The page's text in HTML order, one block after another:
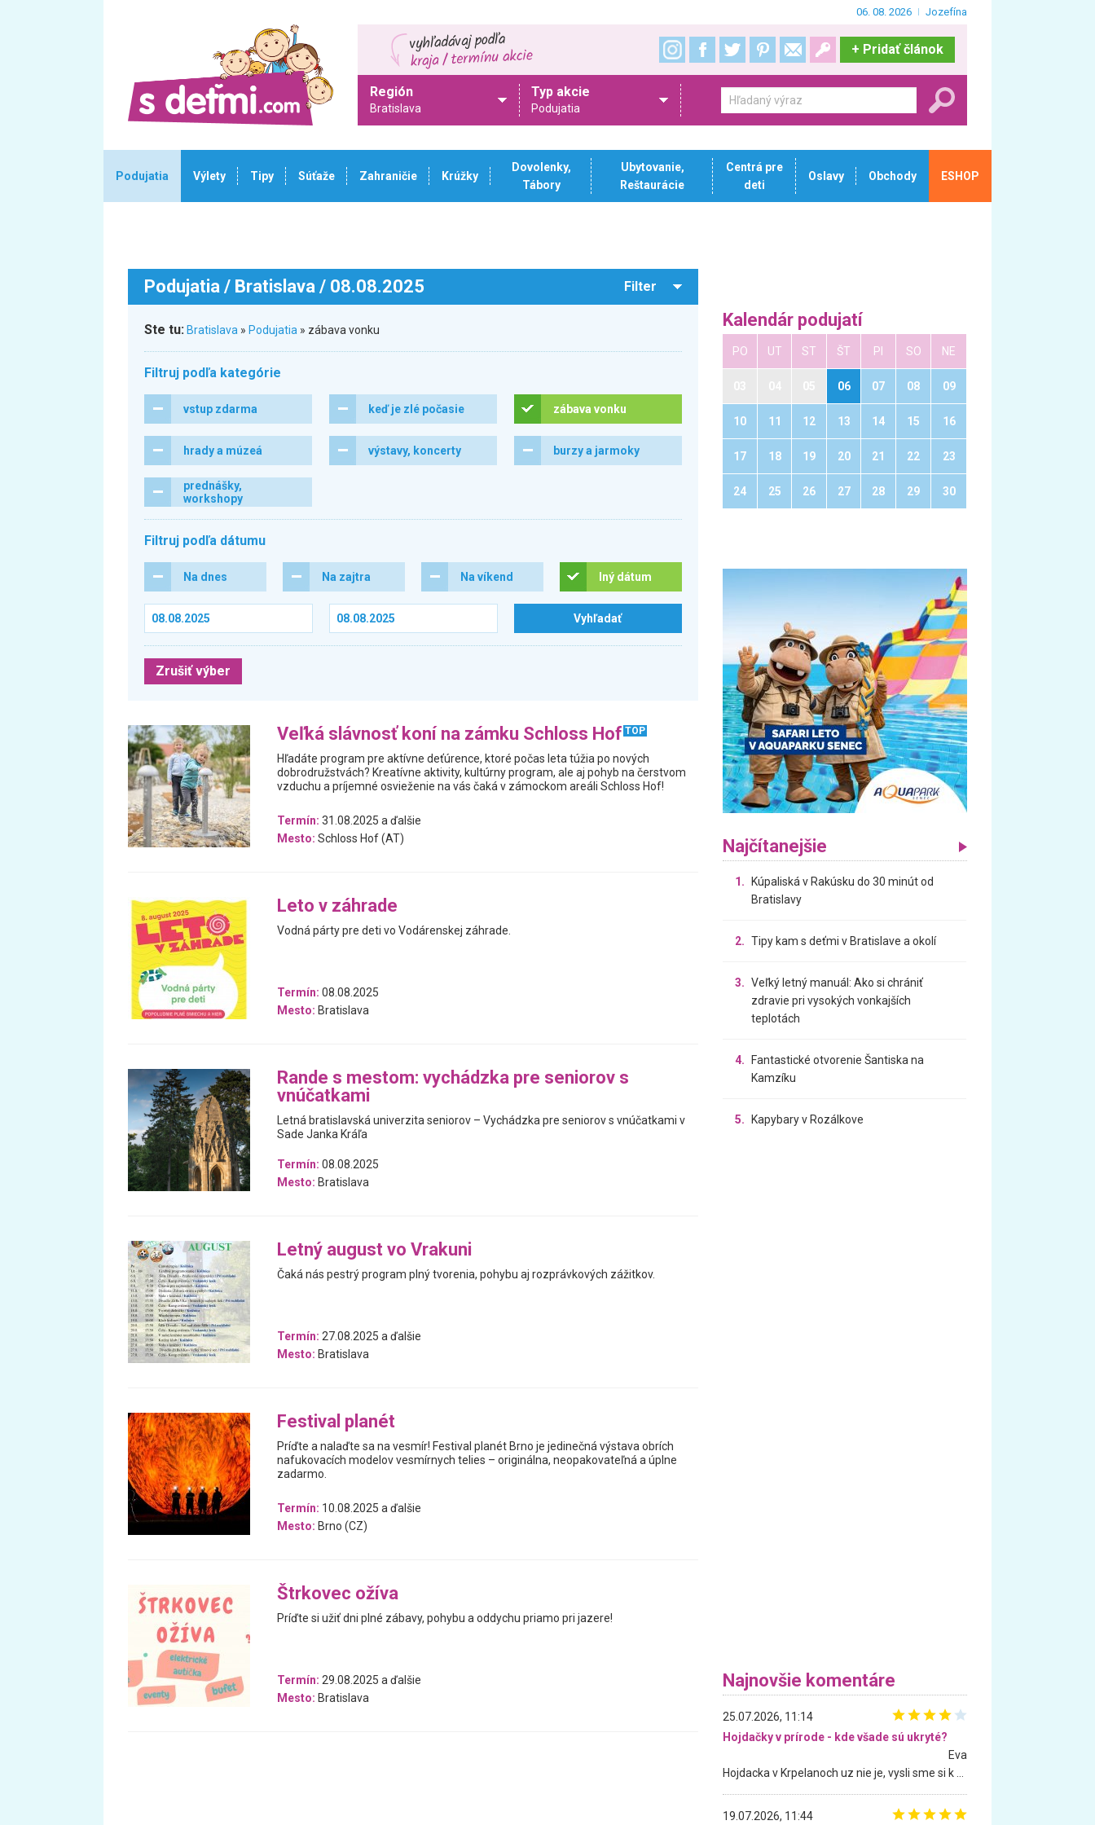
06. 08. 2026 Jozefína
+ Pridať článok
Región
Bratislava
Typ akcie
Podujatia
Podujatia Výlety Tipy Súťaže Zahraničie Krúžky
Dovolenky,
Tábory
Ubytovanie,
Reštaurácie
Centrá pre
deti
Oslavy Obchody ESHOP
Podujatia / Bratislava / 08.08.2025 Filter
Ste tu: Bratislava » Podujatia » zábava vonku
Filtruj podľa kategórie
vstup zdarma keď je zlé počasie zábava vonku
hrady a múzeá výstavy, koncerty burzy a jarmoky
prednášky,
workshopy
Filtruj podľa dátumu
Na dnes Na zajtra Na víkend Iný dátum
Zrušiť výber
Veľká slávnosť koní na zámku Schloss Hof TOP
Hľadáte program pre aktívne deťúrence, ktoré počas leta túžia po nových
dobrodružstvách? Kreatívne aktivity, kultúrny program, ale aj pohyb na čerstvom
vzduchu a príjemné osvieženie na vás čaká v zámockom areáli Schloss Hof!
Termín: 31.08.2025 a ďalšie
Mesto: Schloss Hof (AT)
Leto v záhrade
Vodná párty pre deti vo Vodárenskej záhrade.
Termín: 08.08.2025
Mesto: Bratislava
Rande s mestom: vychádzka pre seniorov s
vnúčatkami
Letná bratislavská univerzita seniorov – Vychádzka pre seniorov s vnúčatkami v
Sade Janka Kráľa
Termín: 08.08.2025
Mesto: Bratislava
Letný august vo Vrakuni
Čaká nás pestrý program plný tvorenia, pohybu aj rozprávkových zážitkov.
Termín: 27.08.2025 a ďalšie
Mesto: Bratislava
Festival planét
Príďte a nalaďte sa na vesmír! Festival planét Brno je jedinečná výstava obrích
nafukovacích modelov vesmírnych telies – originálna, neopakovateľná a úplne
zadarmo.
Termín: 10.08.2025 a ďalšie
Mesto: Brno (CZ)
Štrkovec ožíva
Príďte si užiť dni plné zábavy, pohybu a oddychu priamo pri jazere!
Termín: 29.08.2025 a ďalšie
Mesto: Bratislava
Kalendár podujatí
PO UT ST ŠT PI SO NE
06 07 08 09
10 11 12 13 14 15 16
17 18 19 20 21 22 23
24 25 26 27 28 29 30
Najčítanejšie
1.
Kúpaliská v Rakúsku do 30 minút od
Bratislavy
2. Tipy kam s deťmi v Bratislave a okolí
3. Veľký letný manuál: Ako si chrániť
zdravie pri vysokých vonkajších
teplotách
4.
Fantastické otvorenie Šantiska na
Kamzíku
5. Kapybary v Rozálkove
Najnovšie komentáre
25.07.2026, 11:14
Hojdačky v prírode - kde všade sú ukryté?
Eva
19.07.2026, 11:44